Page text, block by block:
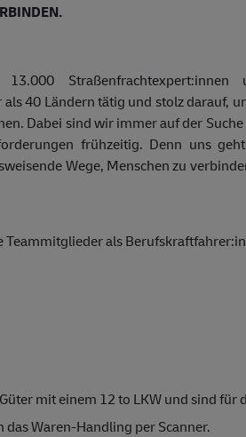
Straßenfrachtexpert:innen
40 Ländern tätig und stolz darauf,
Dabei sind wir immer auf der Suche
frühzeitig. Denn uns
Wege, Menschen zu
Teammitglieder als
mit einem 12 to LKW und sind für
Waren-Handling per Scanner.